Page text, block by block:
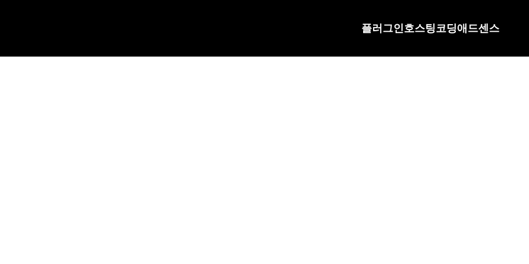
플러그인호스팅코딩애드센스